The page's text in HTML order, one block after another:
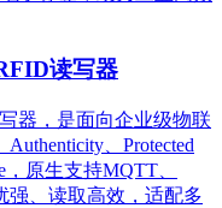
读写器
器，是面向企业级物联
、Protected
原生支持MQTT、
强、读取高效，适配多